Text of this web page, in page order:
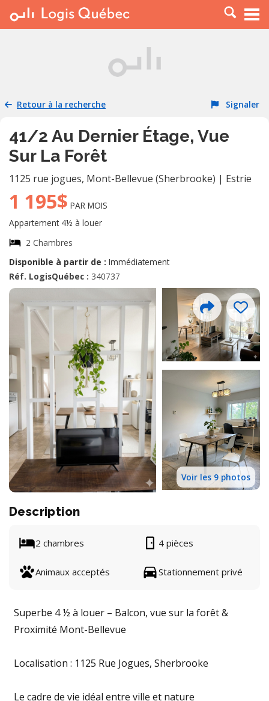
À LOUER
PLACER UNE ANNONCE
RESSOURCES
Retour à la recherche Signaler
41/2 Au Dernier Étage, Vue
Sur La Forêt
1125 rue jogues, Mont-Bellevue (Sherbrooke) | Estrie
1 195$ PAR MOIS
Appartement 4½ à louer
2 Chambres
Disponible à partir de : Immédiatement
Réf. LogisQuébec : 340737
Voir les 9 photos
Description
2 chambres 4 pièces
Animaux acceptés Stationnement privé
Superbe 4 ½ à louer – Balcon, vue sur la forêt &
Proximité Mont-Bellevue
Localisation : 1125 Rue Jogues, Sherbrooke
Le cadre de vie idéal entre ville et nature